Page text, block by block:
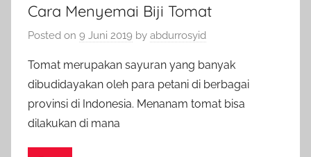
Cara Menyemai Biji Tomat
Posted on 9 Juni 2019 by abdurrosyid
Tomat merupakan sayuran yang banyak
dibudidayakan oleh para petani di berbagai
provinsi di Indonesia. Menanam tomat bisa
dilakukan di mana